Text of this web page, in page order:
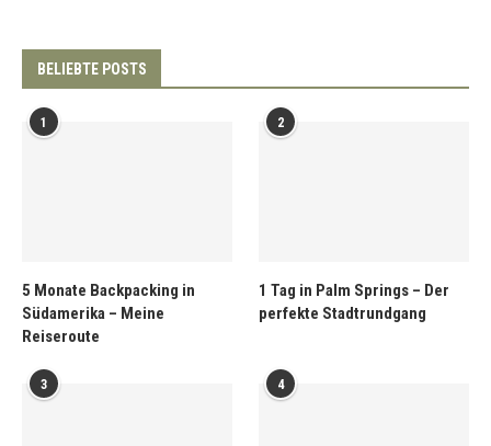
BELIEBTE POSTS
1
5 Monate Backpacking in
Südamerika – Meine
Reiseroute
2
1 Tag in Palm Springs – Der
perfekte Stadtrundgang
3 4